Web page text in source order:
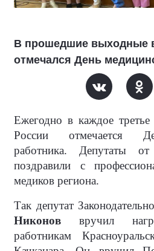
В прошедшие выходные
отмечался День
Ежегодно в каждое
России отмечается
работника. Депутаты
поздравили с
медиков региона.
Так депутат
Никонов вручил
работникам